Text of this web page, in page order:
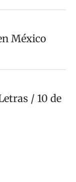
México
/ 10 de